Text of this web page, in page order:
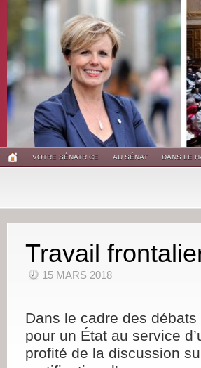
VOTRE SÉNATRICE AU SÉNAT DANS LE
Travail
15 MARS 2018
Dans le cadre des
pour un État au service
profité de la discussion